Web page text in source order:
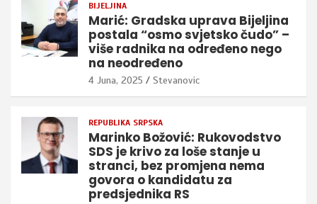
BIJELJINA
Marić: Gradska uprava Bijeljina
postala “osmo svjetsko čudo” –
više radnika na određeno nego
na neodređeno
4 Juna, 2025 Stevanovic
REPUBLIKA SRPSKA
Marinko Božović: Rukovodstvo
SDS je krivo za loše stanje u
stranci, bez promjena nema
govora o kandidatu za
predsjednika RS